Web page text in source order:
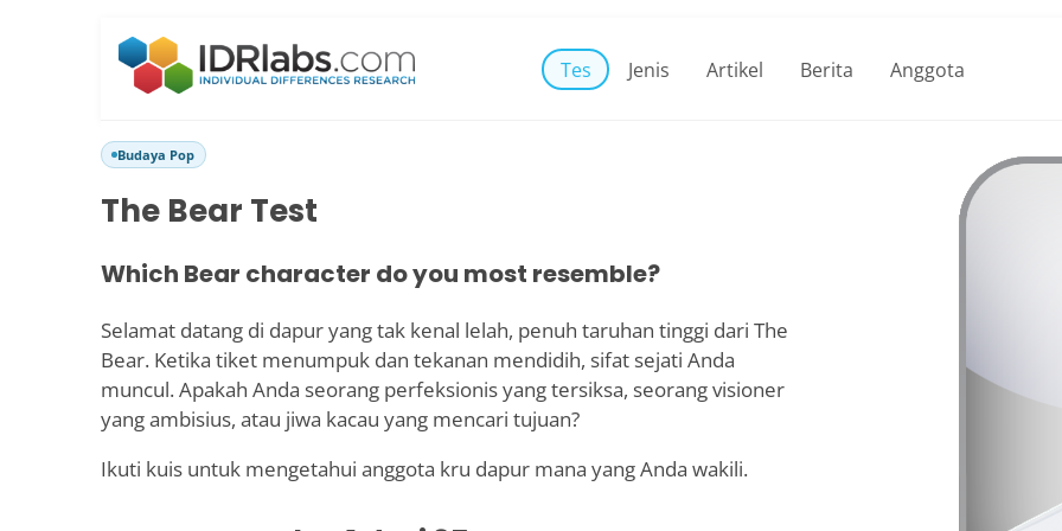
Tes Jenis Artikel Berita Anggota
Budaya Pop
The Bear Test
Which Bear character do you most resemble?
Selamat datang di dapur yang tak kenal lelah, penuh taruhan tinggi dari The
Bear. Ketika tiket menumpuk dan tekanan mendidih, sifat sejati Anda
muncul. Apakah Anda seorang perfeksionis yang tersiksa, seorang visioner
yang ambisius, atau jiwa kacau yang mencari tujuan?
Ikuti kuis untuk mengetahui anggota kru dapur mana yang Anda wakili.